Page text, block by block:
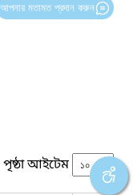
আপনার মতামত প্রদান করুন
পৃষ্ঠা আইটেম